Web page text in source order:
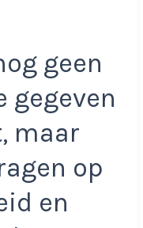
geen
gegeven
maar
op
en